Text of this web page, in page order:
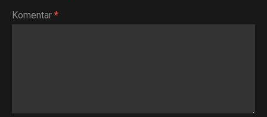
Komentar *